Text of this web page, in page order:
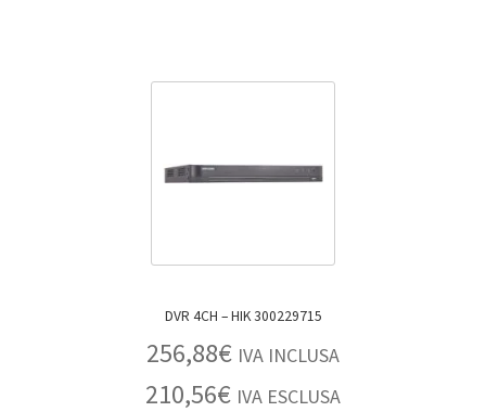
DVR 4CH – HIK 300229715
256,88€ IVA INCLUSA
210,56€ IVA ESCLUSA